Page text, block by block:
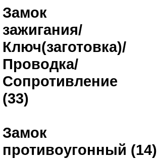
Замок
зажигания/
Ключ(заготовка)/
Проводка/
Сопротивление
(33)
Замок
противоугонный (14)